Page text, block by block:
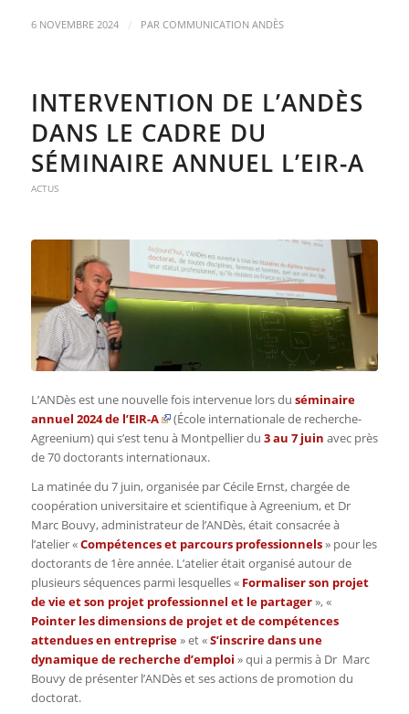
6 NOVEMBRE 2024 / PAR COMMUNICATION ANDÈS
INTERVENTION DE L’ANDÈS
DANS LE CADRE DU
SÉMINAIRE ANNUEL L’EIR-A
ACTUS
L’ANDès est une nouvelle fois intervenue lors du séminaire
annuel 2024 de l’EIR-A
(École internationale de recherche-
Agreenium) qui s’est tenu à Montpellier du 3 au 7 juin avec près
de 70 doctorants internationaux.
La matinée du 7 juin, organisée par Cécile Ernst,chargée de
coopération universitaire et scientifique àAgreenium, et Dr
Marc Bouvy, administrateur de l’ANDès, était consacrée à
l’atelier «Compétences et parcours professionnels» pour les
doctorants de 1ère année. L’atelier était organisé autour de
plusieurs séquences parmi lesquelles « Formaliser son projet
de vie et son projet professionnel et le partager», «
Pointer les dimensions de projet et de compétences
attendues en entreprise» et «S’inscrire dans une
dynamique de recherche d’emploi » qui a permis à Dr Marc
Bouvy de présenter l’ANDès et ses actions de promotion du
doctorat.